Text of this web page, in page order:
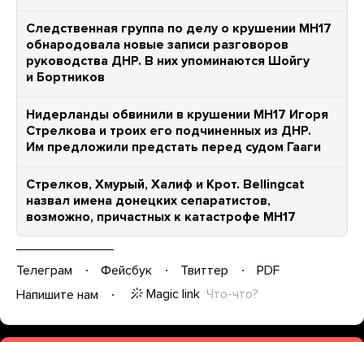
Следственная группа по делу о крушении MH17
обнародовала новые записи разговоров
руководства ДНР. В них упоминаются Шойгу
и Бортников
Нидерланды обвинили в крушении MH17 Игоря
Стрелкова и троих его подчиненных из ДНР.
Им предложили предстать перед судом Гааги
Стрелков, Хмурый, Халиф и Крот. Bellingcat
назвал имена донецких сепаратистов,
возможно, причастных к катастрофе MH17
Телеграм Фейсбук Твиттер
PDF
Напишите нам
Magic link Что-что?